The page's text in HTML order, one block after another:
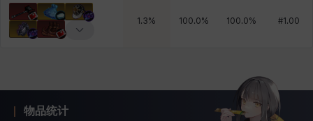
1.3% 100.0% 100.0% #1.00
物品统计